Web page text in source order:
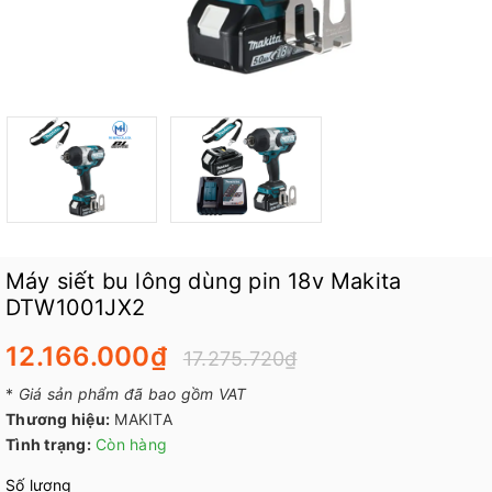
Máy siết bu lông dùng pin 18v Makita
DTW1001JX2
12.166.000₫ 17.275.720₫
* Giá sản phẩm đã bao gồm VAT
Thương hiệu: MAKITA
Tình trạng: Còn hàng
Số lượng